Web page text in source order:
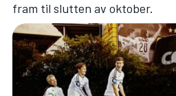
fram til slutten av oktober.